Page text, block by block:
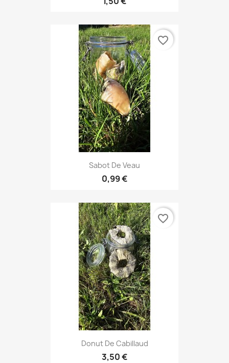
Sabot De Veau
0,99 €
favorite_border
Donut De Cabillaud
3,50 €
favorite_border